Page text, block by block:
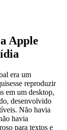
Apple
era um
reproduzir
em um desktop,
desenvolvido
Não havia
havia
para textos e